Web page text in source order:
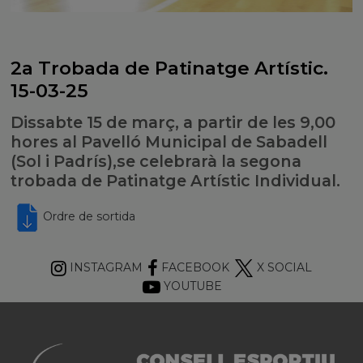
2a Trobada de Patinatge Artístic.
15-03-25
Dissabte 15 de març, a partir de les 9,00
hores al Pavelló Municipal de Sabadell
(Sol i Padrís),se celebrarà la segona
trobada de Patinatge Artístic Individual.
Ordre de sortida
INSTAGRAM FACEBOOK
X SOCIAL
YOUTUBE